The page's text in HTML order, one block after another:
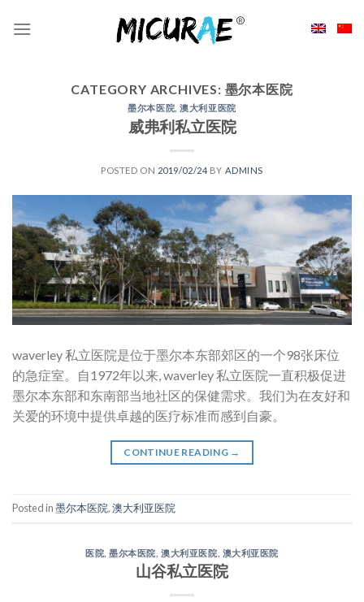
CATEGORY ARCHIVES: 墨尔本医院
墨尔本医院 ,澳大利亚医院
威弗利私立医院
POSTED ON 2019/02/24 BY ADMINS
waverley 私立医院是位于墨尔本东部郊区的一个98张床位
的急症室。自1972年以来, waverley 私立医院一直积极促进
墨尔本东部和东南部当地社区的保健需求。我们为在友好和
关爱的环境中提供卓越的医疗标准而感到自豪。
CONTINUE READING →
Posted in墨尔本医院,澳大利亚医院
医院 ,墨尔本医院 ,澳大利亚医院 澳大利亚医院
山谷私立医院